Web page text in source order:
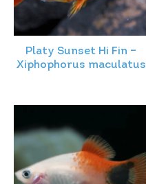
Platy Sunset Hi Fin –
Xiphophorus maculatus